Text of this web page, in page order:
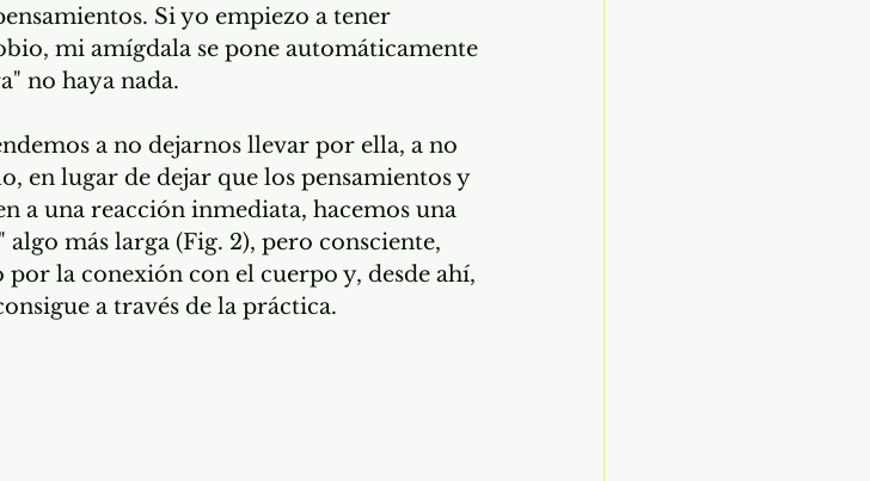
Si yo empiezo a tener
mi amígdala se pone automáticamente
no haya nada.
a no dejarnos llevar por ella, a no
en lugar de dejar que los pensamientos y
a una reacción inmediata, hacemos una
más larga (Fig. 2), pero consciente,
por la conexión con el cuerpo y, desde ahí,
a través de la práctica.